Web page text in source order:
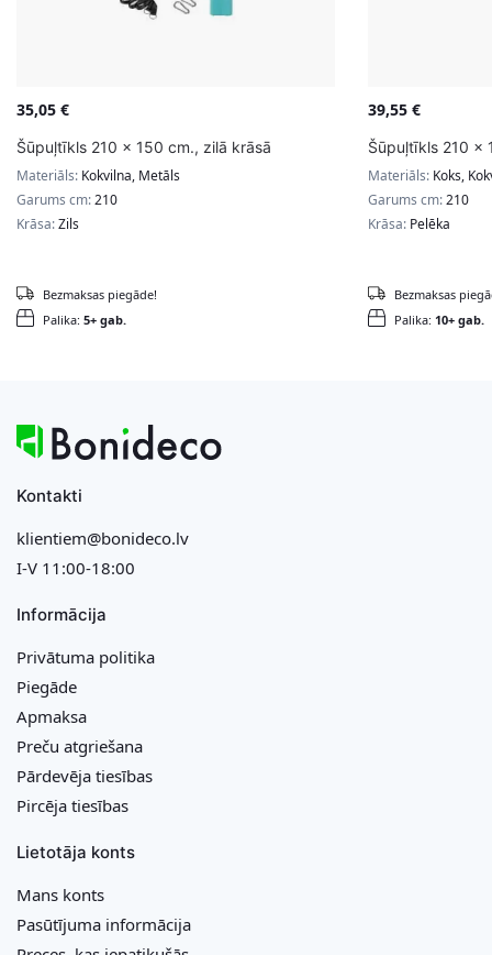
35,05 €
Šūpuļtīkls 210 x 150 cm., zilā krāsā
Materiāls: Kokvilna, Metāls
Garums cm:210
Krāsa:Zils
Palika: 5+ gab.
Bezmaksas piegāde!
39,55 €
Šūpuļtīkls 210 x
Materiāls: Koks,
Garums cm:210
Krāsa: Pelēka
Palika: 10+ gab.
Bezmaksas
Kontakti
klientiem@bonideco.lv
I-V 11:00-18:00
Informācija
Privātuma politika
Piegāde
Apmaksa
Preču atgriešana
Pārdevēja tiesības
Pircēja tiesības
Lietotāja konts
Mans konts
Pasūtījuma informācija